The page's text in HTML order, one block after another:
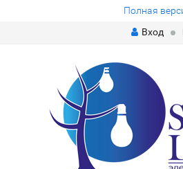
Полная
Вход